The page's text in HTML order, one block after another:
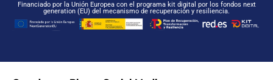
Financiado por la Unión Europea con el programa kit digital por los fondos next
generation (EU) del mecanismo de recuperación y resiliencia.